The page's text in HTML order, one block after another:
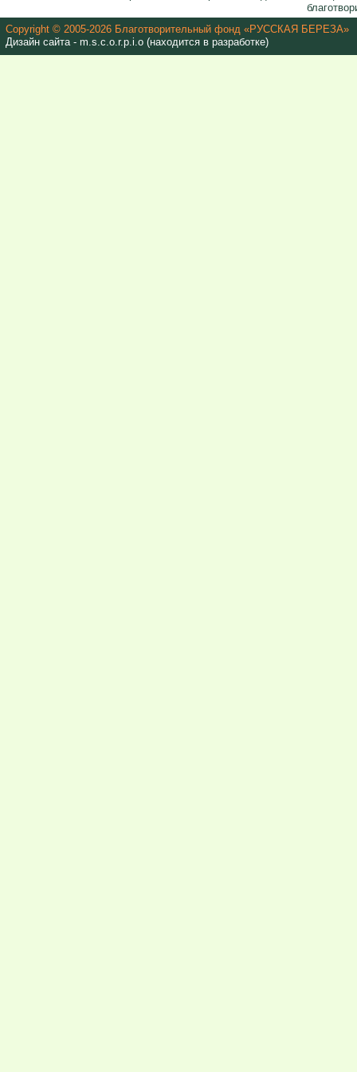
Copyright © 2005-2026 Благотворительный фонд «РУССКАЯ БЕРЕЗА»
Дизайн сайта - m.s.c.o.r.p.i.o (находится в разработке)